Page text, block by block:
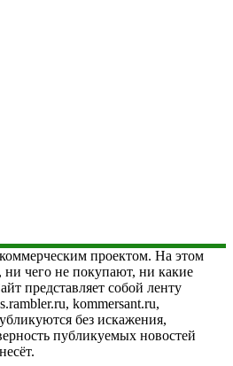
проектом. На этом
ни чего не покупают, ни какие
представляет собой ленту
kommersant.ru,
без искажения,
публикуемых новостей